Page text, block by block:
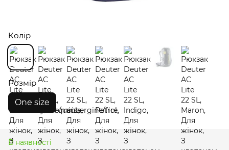
Колір
Розмір
One size
В наявності